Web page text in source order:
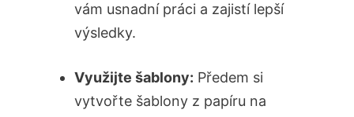
vám usnadní práci a zajistí lepší
výsledky.
Využijte šablony: Předem si
vytvořte šablony z papíru na